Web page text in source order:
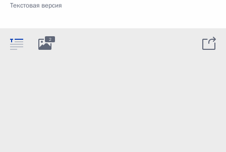
Текстовая версия
2